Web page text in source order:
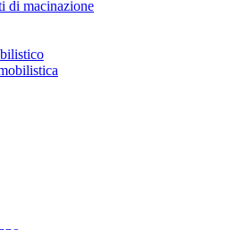
di macinazione